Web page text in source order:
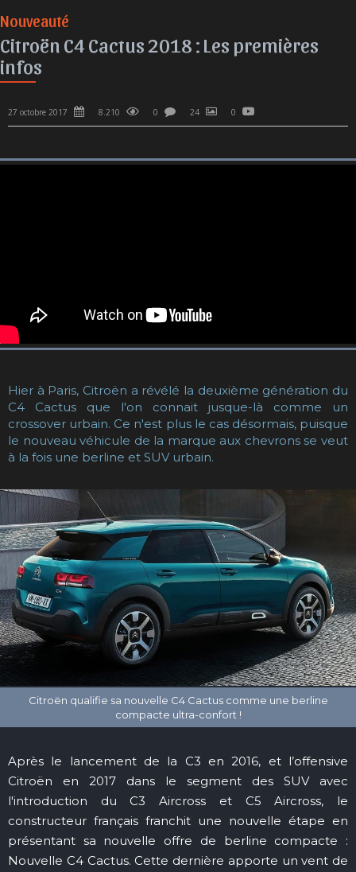
Nouveauté
Citroën C4 Cactus 2018 : Les premières
infos
27 octobre 2017 8.210 0 24 0
Hier à Paris, Citroën a révélé la deuxième génération du
C4 Cactus que l'on connait jusque-là comme un
crossover urbain. Ce n'est plus le cas désormais, puisque
le nouveau véhicule de la marque aux chevrons se veut
à la fois une berline et SUV urbain.
Après le lancement de la C3 en 2016, et l’offensive
Citroën en 2017 dans le segment des SUV avec
l'introduction du C3 Aircross et C5 Aircross, le
constructeur français franchit une nouvelle étape en
présentant sa nouvelle offre de berline compacte :
Nouvelle C4 Cactus. Cette dernière apporte un vent de